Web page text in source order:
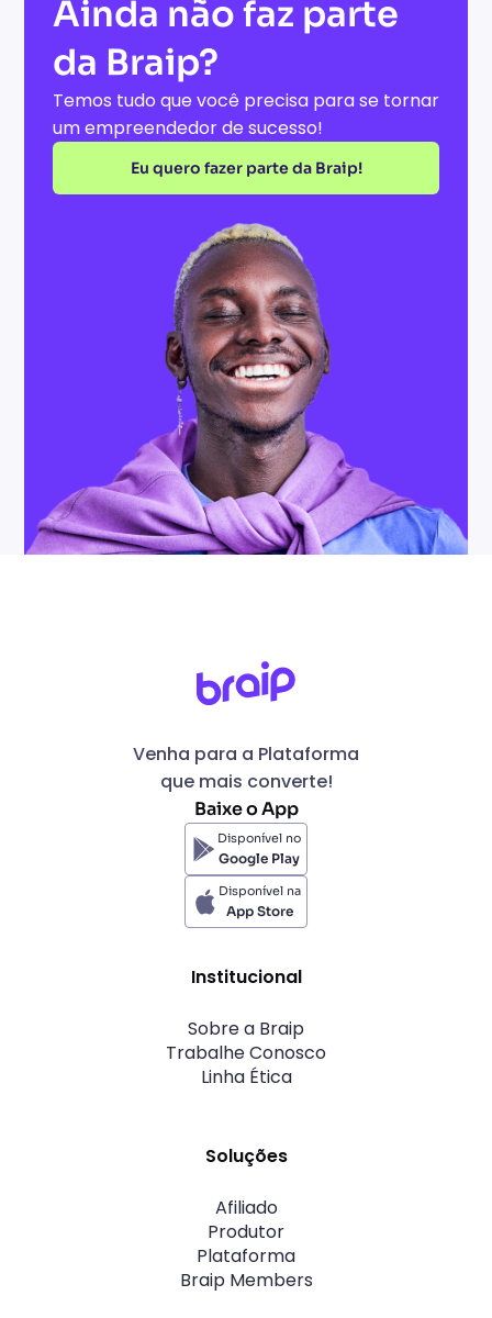
Ainda não faz parte
da Braip?
Temos tudo que você precisa para se tornar
um empreendedor de sucesso!
Eu quero fazer parte da Braip!
Venha para a Plataforma
que mais converte!
Baixe o App
Disponível no
Google Play
Disponível na
App Store
Institucional
Sobre a Braip
Trabalhe Conosco
Linha Ética
Soluções
Afiliado
Produtor
Plataforma
Braip Members